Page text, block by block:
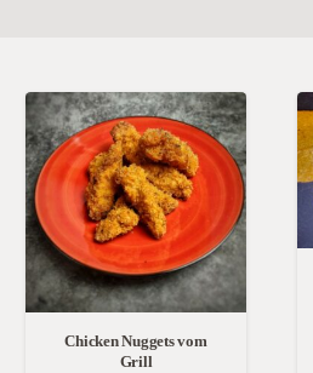
Chicken Nuggets vom
Grill